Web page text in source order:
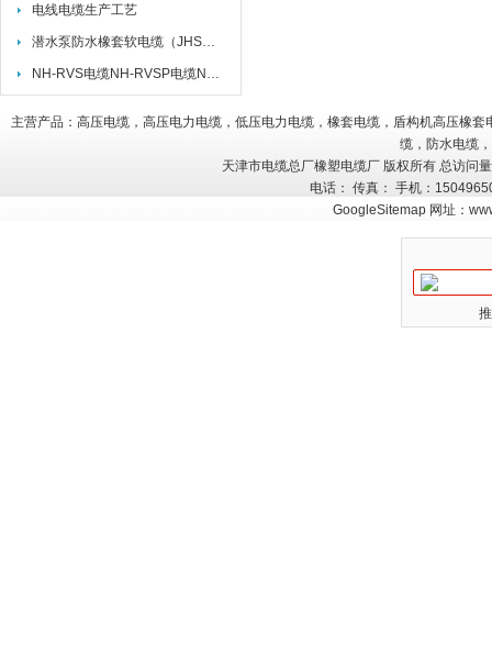
电线电缆生产工艺
潜水泵防水橡套软电缆（JHS电缆）
NH-RVS电缆NH-RVSP电缆NH-RVVP电缆区别
主营产品：高压电缆，高压电力电缆，低压电力电缆，橡套电缆，盾构机高压橡
缆，防水电缆
天津市电缆总厂橡塑电缆厂 版权所有 总访问
电话： 传真： 手机：
GoogleSitemap 网址：